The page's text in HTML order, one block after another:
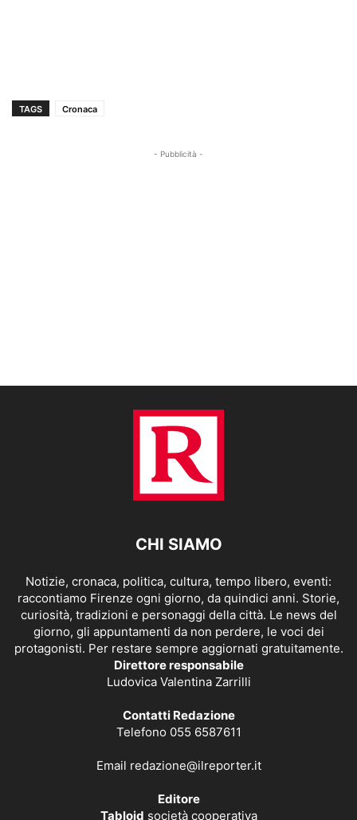
TAGS Cronaca
- Pubblicità -
CHI SIAMO
Notizie, cronaca, politica, cultura, tempo libero, eventi:
raccontiamo Firenze ogni giorno, da quindici anni. Storie,
curiosità, tradizioni e personaggi della città. Le news del
giorno, gli appuntamenti da non perdere, le voci dei
protagonisti. Per restare sempre aggiornati gratuitamente.
Direttore responsabile
Ludovica Valentina Zarrilli
Contatti Redazione
Telefono 055 6587611
Email redazione@ilreporter.it
Editore
Tabloid società cooperativa